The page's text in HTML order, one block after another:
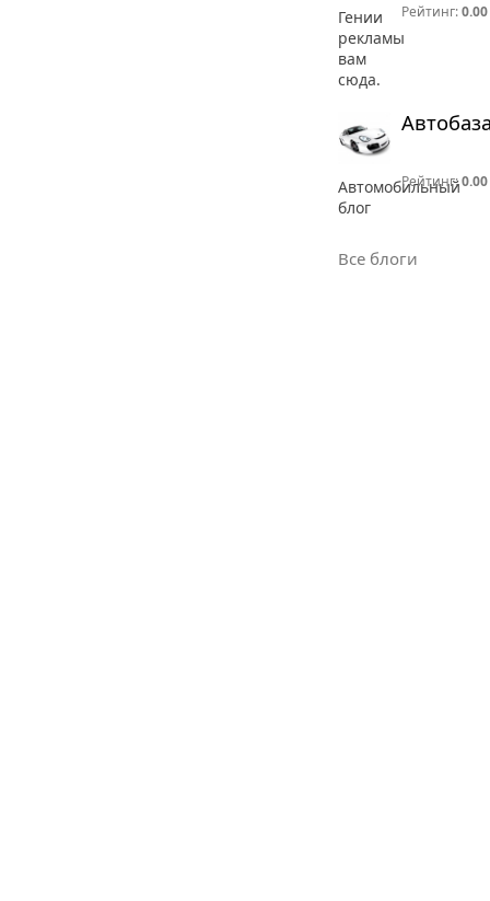
Гении
рекламы
вам
сюда.
Рейтинг:0.00
Автомобильный
блог
Рейтинг:0.00
Все блоги